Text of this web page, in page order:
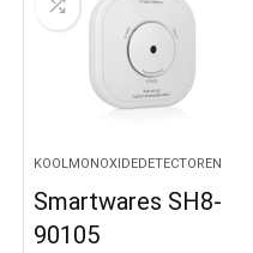
KOOLMONOXIDEDETECTOREN
Smartwares SH8-
90105